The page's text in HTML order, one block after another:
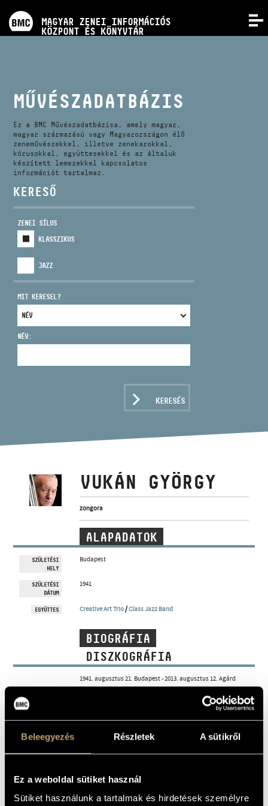
Beleegyezés Részletek A sütikről
Ez a weboldal sütiket használ
Sütiket használunk a tartalmak és hirdetések személyre
MAGYAR ZENEI INFORMÁCIÓS
KÖZPONT ÉS KÖNYVTÁR
KÉPZÉSEK
KIADVÁNYOK
RÓLUNK
KAPCSOLAT
VIDEÓ GALÉRIA
NYITVA TARTÁS
MŰVÉSZADATBÁZIS
ZENEMŰ-ADATBÁZIS
MŰVÉSZADATBÁZIS
Ez a BMC Művészadatbázisa, amely magyar,
magyar származású vagy Magyarországon élő
zeneművészekkel, illetve zenekarokkal,
kórusokkal, együttesekkel és az általuk
készített lemezekkel kapcsolatos
információt tartalmaz.
KERESŐ
ZENEI SÍLUS
KLASSZIKUS
JAZZ
MIT KERESEL?
NÉV:
KERESÉS
VUKÁN GYÖRGY
zongora
ALAPADATOK
SZÜLETÉSI
HELY
Budapest
SZÜLETÉSI
DÁTUM
1941
EGYÜTTES Creative Art Trio /Class Jazz Band
BIOGRÁFIA
DISZKOGRÁFIA
1941. augusztus 21. Budapest - 2013. augusztus 12. Agárd
Kiváló zeneszerző és jazz-zongorista, a magyar jazzvilág
egyik legsokoldalúbb egyénisége, a hazai szimfonikus jazz és
Liszt Ferenc Zeneművészeti Főiskola zongora szakán. 1964-
ben a Budapesti Orvostudományi Egyetem Fogorvosi Karán
működött. Gyermekkora óta koncertezett, eleinte többnyire
zongora kategóriában első díjat nyert. 1965-től több
1965 és 1980 között a Bartók Béla Zeneművészeti